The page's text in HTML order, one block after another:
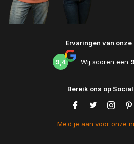
Ervaringen van onze
9,4 Wij scoren een
Bereik ons op
Meld je aan voor onze